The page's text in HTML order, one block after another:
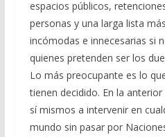
espacios públicos,
personas y una larga lista
incómodas e innecesarias si
quienes pretenden ser los
Lo más preocupante es lo
tienen decidido. En la
sí mismos a intervenir en
mundo sin pasar por